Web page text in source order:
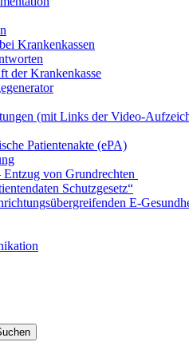
Krankenkassen
der Krankenkasse
(mit Links der Video-
Patientenakte (ePA)
Entzug von Grundrechten
Schutzgesetz“
E-